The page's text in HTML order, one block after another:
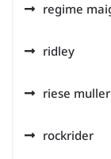
regime
ridley
riese muller
rockrider